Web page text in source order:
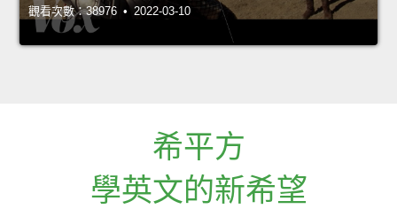
觀看次數：38976 • 2022-03-10
希平方
學英文的新希望